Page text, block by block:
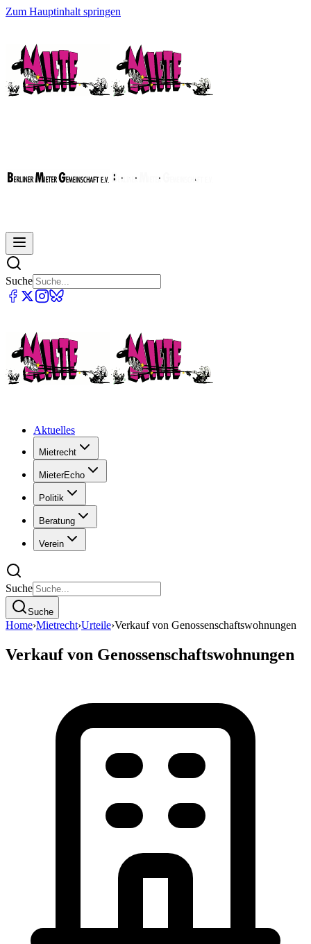
Zum Hauptinhalt springen
Suche
Aktuelles
Mietrecht
MieterEcho
Politik
Beratung
Verein
Suche
Suche
Home›Mietrecht›Urteile›Verkauf von Genossenschaftswohnungen
Verkauf von Genossenschaftswohnungen